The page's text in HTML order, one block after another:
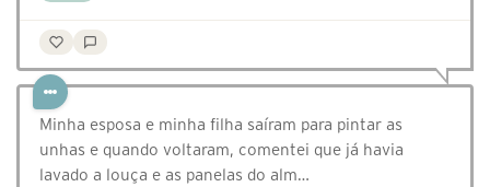
Minha esposa e minha filha saíram para pintar as
unhas e quando voltaram, comentei que já havia
lavado a louça e as panelas do alm…